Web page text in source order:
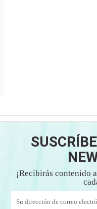
¡Recibirás contenido